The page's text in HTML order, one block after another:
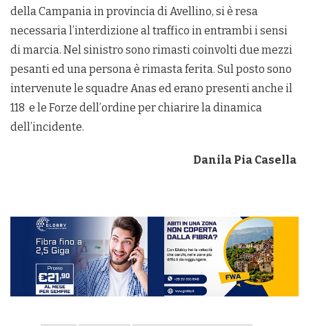
della Campania in provincia di Avellino, si è resa
necessaria l’interdizione al traffico in entrambi i sensi
di marcia. Nel sinistro sono rimasti coinvolti due mezzi
pesanti ed una persona è rimasta ferita. Sul posto sono
intervenute le squadre Anas ed erano presenti anche il
118 e le Forze dell’ordine per chiarire la dinamica
dell’incidente.
Danila Pia Casella